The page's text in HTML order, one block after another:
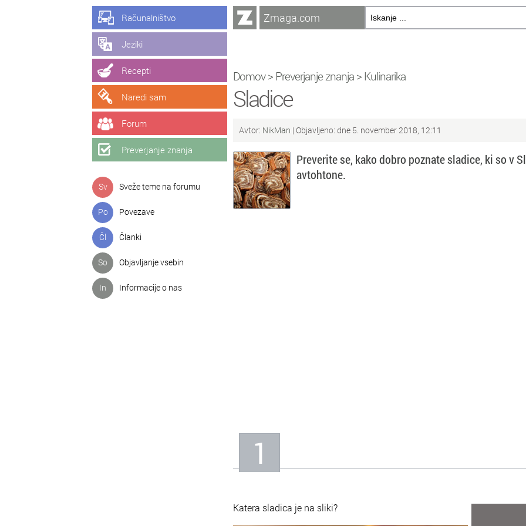
Računalništvo
Jeziki
Recepti
Naredi sam
Forum
Preverjanje znanja
Sv Sveže teme na forumu
Po Povezave
Čl Članki
So Objavljanje vsebin
In Informacije o nas
Zmaga.com
Domov> Preverjanje znanja > Kulinarika
Sladice
Avtor: NikMan | Objavljeno: dne 5. november 2018, 12:11
Preverite se, kako dobro poznate sladice, ki so v
avtohtone.
1
Katera sladica je na sliki?